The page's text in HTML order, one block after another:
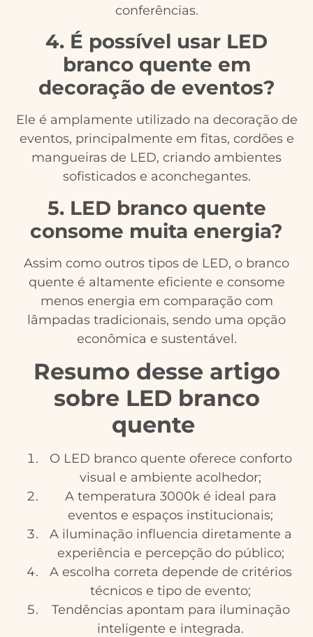
conferências.
4. É possível usar LED
branco quente em
decoração de eventos?
Ele é amplamente utilizado na decoração de
eventos, principalmente em fitas, cordões e
mangueiras de LED, criando ambientes
sofisticados e aconchegantes.
5. LED branco quente
consome muita energia?
Assim como outros tipos de LED, o branco
quente é altamente eficiente e consome
menos energia em comparação com
lâmpadas tradicionais, sendo uma opção
econômica e sustentável.
Resumo desse artigo
sobre LED branco
quente
O LED branco quente oferece conforto
visual e ambiente acolhedor;
A temperatura 3000k é ideal para
eventos e espaços institucionais;
A iluminação influencia diretamente a
experiência e percepção do público;
A escolha correta depende de critérios
técnicos e tipo de evento;
Tendências apontam para iluminação
inteligente e integrada.